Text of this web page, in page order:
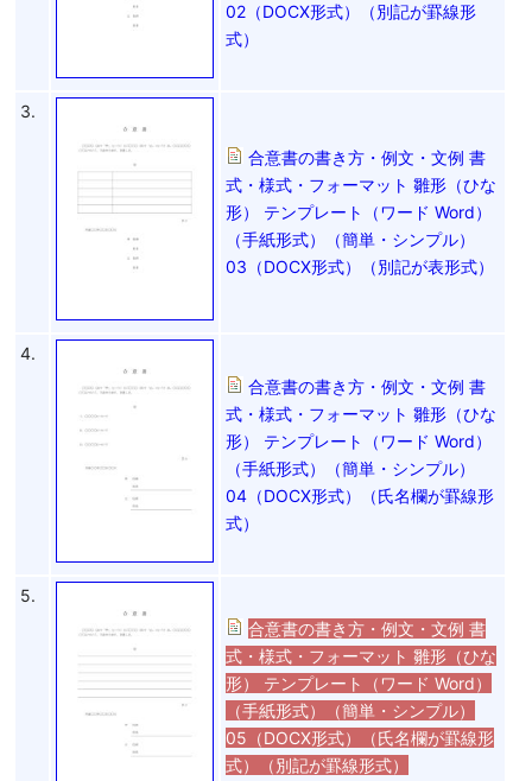
02（DOCX形式）（別記が罫線形
式）
3.
合意書の書き方・例文・文例 書
式・様式・フォーマット 雛形（ひな
形） テンプレート（ワード Word）
（手紙形式）（簡単・シンプル）
03（DOCX形式）（別記が表形式）
4.
合意書の書き方・例文・文例 書
式・様式・フォーマット 雛形（ひな
形） テンプレート（ワード Word）
（手紙形式）（簡単・シンプル）
04（DOCX形式）（氏名欄が罫線形
式）
5.
合意書の書き方・例文・文例 書
式・様式・フォーマット 雛形（ひな
形） テンプレート（ワード Word）
（手紙形式）（簡単・シンプル）
05（DOCX形式）（氏名欄が罫線形
式）（別記が罫線形式）